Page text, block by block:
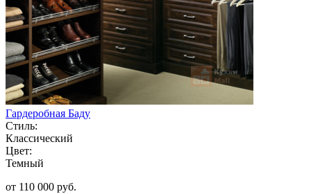
Гардеробная Баду
Стиль:
Классический
Цвет:
Темный
от 110 000 руб.